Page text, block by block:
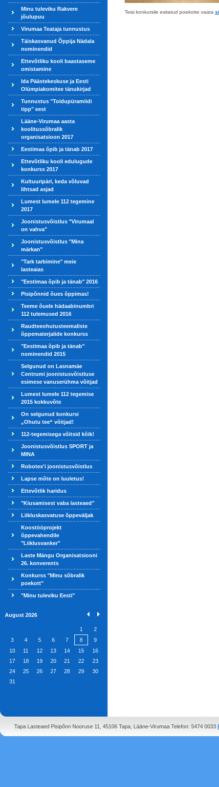
Minu tuleviku Rakvere
jõulupuu
Virumaa Teataja tunnustus
Täiskasvanud Õppija Nädala
nominendid
Ettevõtliku kooli baastaseme
omistamine
Ida Päästekeskuse ja Eesti
Olümpiakomitee tänukirjad
Tunnustus "Toidupüramiidi
tipp" eest
Lääne-Virumaa aasta
koolitussõbralik
organisatsioon 2017
Eestimaa õpib ja tänab 2017
Ettevõtliku kooli edulugude
konkurss 2017
Kultuuripärl, keda võluvad
lihtsad asjad
Lumest lumele 112 tegemine
2017
Joonistusvõistlus "Virumaal
on vahva"
Joonistusvõistlus "Mina
märkan"
"Tark tarbimine" meie
lasteaias
"Eestimaa õpib ja tänab" 2016
Pisipõnnid õues õppimas!
Teeme õuele hädaabinumbri
112 tulemused 2016
Raudteeohutusteemaliste
õppematerjalide konkurss
"Eestimaa õpib ja tänab"
nominendid 2015
Selgunud on Lasnamäe
Centrumi joonistusvõistluse
esimese vanuserühma võitjad
Lumest lumele 112 tegemise
2015 kokkuvõte
On selgunud konkursi
„Ohutu tee“ võitjad!
112-tegemisega võitsid kõik!
Joonistusvõistlus SPORT ja
MINA
Robotex'i joonistusvõistlus
Lapse mõte on luuletus!
Ettevõtlik haridus
"Kiusamisest vaba lasteaed"
Liikluskasvatuse õppeväljak
Koostööprojekt
õppevahendile
"Liiklusvanker"
Laste Mängu Organisatsiooni
26. konverents
Konkurss "Minu sõbralik
poekott"
"Minu tuleviku Eesti"
August 2026
1
2
3
4 5 6 7 8
9
10
11 12 13 14 15
16
17
18 19 20 21 22
23
24
25 26 27 28 29
30
31
Teisi konkursile esitatud poekotte vaata
Tapa Lasteaed Pisipõnn Nooruse 11, 45106 Tapa, Lääne-Virumaa Telefon: 5474 0033